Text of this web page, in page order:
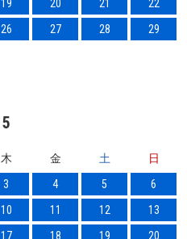
19 20 21
22
26 27 28
29
5
木 金 土
日
3 4 5
6
10 11 12
13
17 18 19
20